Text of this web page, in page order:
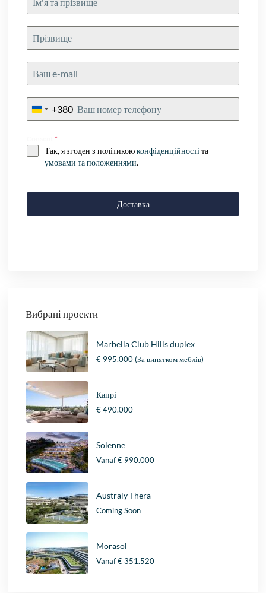
Ukraine
+380
Consent*
Так, я згоден з політикоюконфіденційності та
умовами та положеннями.
Доставка
Вибрані проекти
Marbella Club Hills duplex
€ 995.000(За винятком меблів)
Капрі
€ 490.000
Solenne
Vanaf€ 990.000
Australy Thera
Coming Soon
Morasol
Vanaf€ 351.520